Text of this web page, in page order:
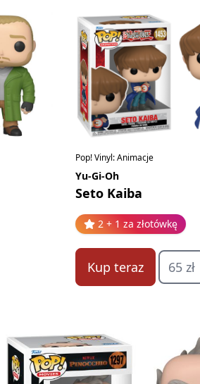
Pop! Vinyl: Animacje
Yu-Gi-Oh
Seto Kaiba
2 + 1 za złotówkę
Kup teraz 65 zł